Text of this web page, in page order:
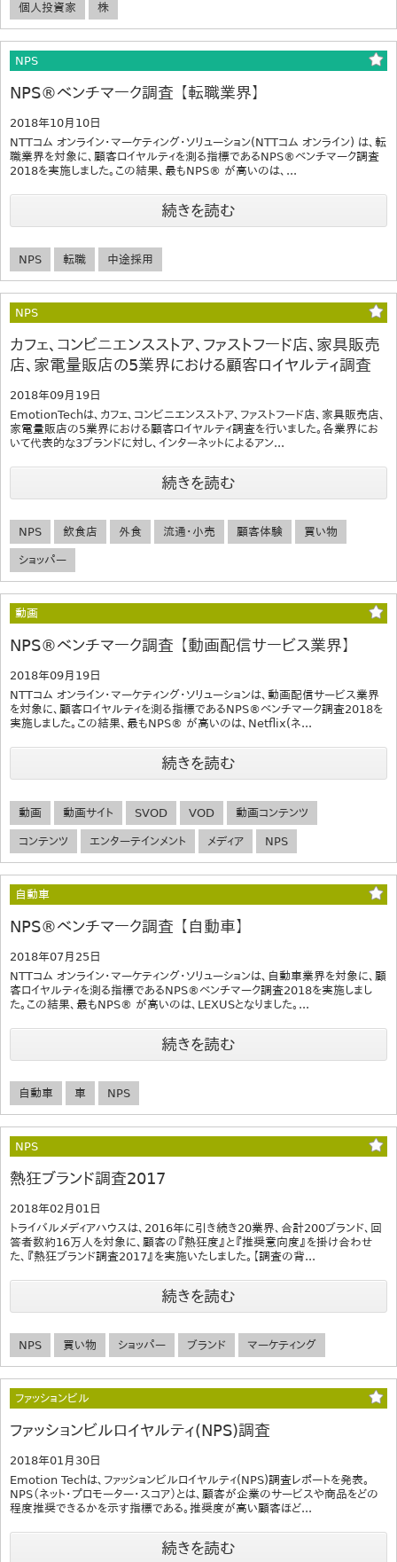
個人投資家 株
NPS
NPS®ベンチマーク調査 【転職業界】
2018年10月10日
NTTコム オンライン・マーケティング・ソリューション(NTTコム オンライン) は、転
職業界を対象に、顧客ロイヤルティを測る指標であるNPS®ベンチマーク調査
2018を実施しました。この結果、最もNPS® が高いのは、...
続きを読む
NPS 転職 中途採用
NPS
カフェ、コンビニエンスストア、ファストフード店、家具販売
店、家電量販店の5業界における顧客ロイヤルティ調査
2018年09月19日
EmotionTechは、カフェ、コンビニエンスストア、ファストフード店、家具販売店、
家電量販店の5業界における顧客ロイヤルティ調査を行いました。各業界にお
いて代表的な3ブランドに対し、インターネットによるアン...
続きを読む
NPS 飲食店 外食 流通・小売 顧客体験 買い物
ショッパー
動画
NPS®ベンチマーク調査 【動画配信サービス業界】
2018年09月19日
NTTコム オンライン・マーケティング・ソリューションは、動画配信サービス業界
を対象に、顧客ロイヤルティを測る指標であるNPS®ベンチマーク調査2018を
実施しました。この結果、最もNPS® が高いのは、Netflix(ネ...
続きを読む
動画 動画サイト SVOD VOD 動画コンテンツ
コンテンツ エンターテインメント メディア NPS
自動車
NPS®ベンチマーク調査 【自動車】
2018年07月25日
NTTコム オンライン・マーケティング・ソリューションは、自動車業界を対象に、顧
客ロイヤルティを測る指標であるNPS®ベンチマーク調査2018を実施しまし
た。この結果、最もNPS® が高いのは、LEXUSとなりました。...
続きを読む
自動車 車 NPS
NPS
熱狂ブランド調査2017
2018年02月01日
トライバルメディアハウスは、2016年に引き続き20業界、合計200ブランド、回
答者数約16万人を対象に、顧客の『熱狂度』と『推奨意向度』を掛け合わせ
た、『熱狂ブランド調査2017』を実施いたしました。【調査の背...
続きを読む
NPS 買い物 ショッパー ブランド マーケティング
ファッションビル
ファッションビルロイヤルティ(NPS)調査
2018年01月30日
Emotion Techは、ファッションビルロイヤルティ(NPS)調査レポートを発表。
NPS（ネット・プロモーター・スコア）とは、顧客が企業のサービスや商品をどの
程度推奨できるかを示す指標である。推奨度が高い顧客ほど...
続きを読む